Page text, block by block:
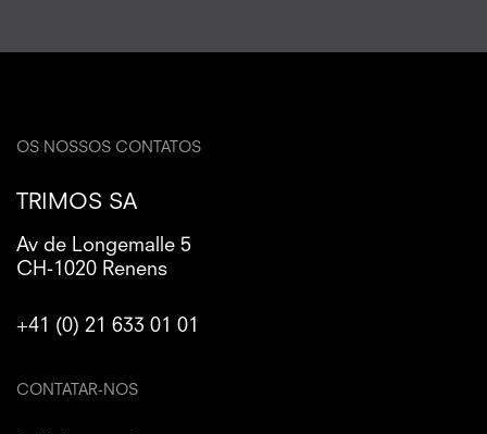
OS NOSSOS CONTATOS
TRIMOS SA
Av de Longemalle 5
CH-1020 Renens
+41 (0) 21 633 01 01
CONTATAR-NOS